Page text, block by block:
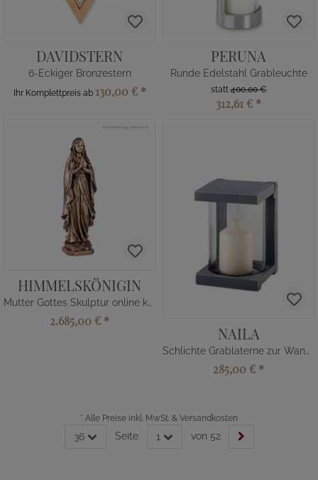
DAVIDSTERN
6-Eckiger Bronzestern
Ihr Komplettpreis ab 130,00 € *
PERUNA
Runde Edelstahl Grableuchte
statt400,00 €
312,61 € *
HIMMELSKÖNIGIN
Mutter Gottes Skulptur online kaufen
2.685,00 € *
NAILA
Schlichte Grablaterne zur Wandmontage
285,00 € *
* Alle Preise inkl. MwSt. & Versandkosten
36 Seite 1 von 52